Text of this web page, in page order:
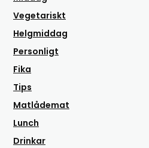
Vegetariskt
Helgmiddag
Personligt
Fika
Tips
Matlådemat
Lunch
Drinkar